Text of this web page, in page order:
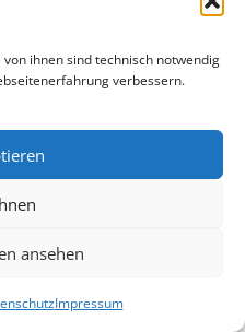
ihnen sind technisch notwendig
verbessern.
ansehen
Impressum